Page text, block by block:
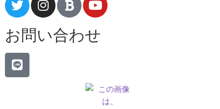
お問い合わせ